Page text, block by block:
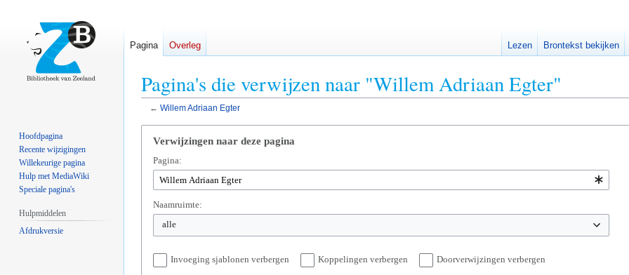
Pagina's die verwijzen naar "Willem Adriaan Egter"
← Willem Adriaan Egter
navigatie
springen
zoeken
springen
Verwijzingen naar deze pagina
Pagina:
Naamruimte:
alle
Invoeging sjablonen verbergen Koppelingen verbergen Doorverwijzingen verbergen
Pagina Overleg Lezen Brontekst bekijken
Hoofdpagina
Recente wijzigingen
Willekeurige pagina
Hulp met MediaWiki
Speciale pagina's
Hulpmiddelen
Afdrukversie